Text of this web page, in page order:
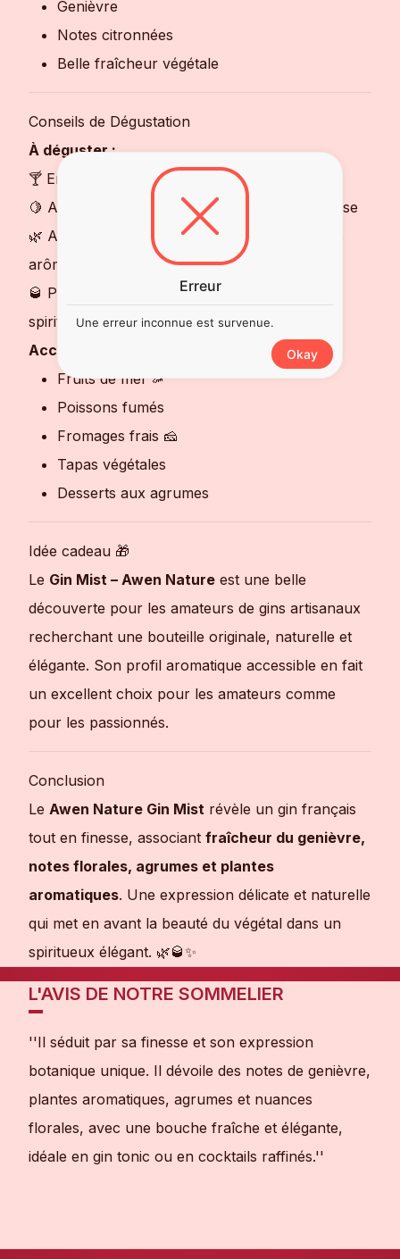
Genièvre
Notes citronnées
Belle fraîcheur végétale
Conseils de Dégustation
À déguster :
🍸 En Gin Tonic avec un tonic premium
🍋 Avec un zeste de citron ou de pamplemousse
🌿 Avec des herbes fraîches pour sublimer les
arômes
🥃 Pur ou sur glace pour les amateurs de
spiritueux naturels
Accords gourmands :
Fruits de mer 🦐
Poissons fumés
Fromages frais 🧀
Tapas végétales
Desserts aux agrumes
Idée cadeau 🎁
Le Gin Mist – Awen Nature est une belle
découverte pour les amateurs de gins artisanaux
recherchant une bouteille originale, naturelle et
élégante. Son profil aromatique accessible en fait
un excellent choix pour les amateurs comme
pour les passionnés.
Conclusion
Le Awen Nature Gin Mist révèle un gin français
tout en finesse, associant fraîcheur du genièvre,
notes florales, agrumes et plantes
aromatiques. Une expression délicate et naturelle
qui met en avant la beauté du végétal dans un
spiritueux élégant. 🌿🥃✨
L'AVIS DE NOTRE SOMMELIER
''Il séduit par sa finesse et son expression
botanique unique. Il dévoile des notes de genièvre,
plantes aromatiques, agrumes et nuances
florales, avec une bouche fraîche et élégante,
idéale en gin tonic ou en cocktails raffinés.''
Erreur
Une erreur inconnue est survenue.
Okay